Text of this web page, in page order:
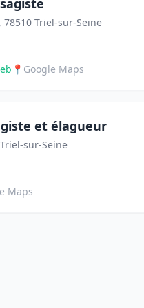
78510 Triel-sur-Seine
📍 Google Maps
et élagueur
sur-Seine
Maps